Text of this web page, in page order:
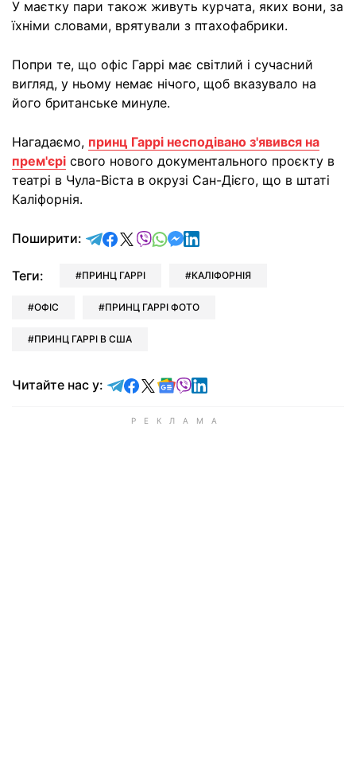
У маєтку пари також живуть курчата, яких вони, за
їхніми словами, врятували з птахофабрики.
Попри те, що офіс Гаррі має світлий і сучасний
вигляд, у ньому немає нічого, щоб вказувало на
його британське минуле.
Нагадаємо, принц Гаррі несподівано з'явився на
прем'єрі свого нового документального проєкту в
театрі в Чула-Віста в окрузі Сан-Дієго, що в штаті
Каліфорнія.
Поширити: відправити у Telegram
поділитись у Facebook
поділитись у X
відправити у Viber
відправити у Whatsapp
відправити у Messenger
відправити у LinkedIn
Теги: ПРИНЦ ГАРРІ КАЛІФОРНІЯ
ОФІС ПРИНЦ ГАРРІ ФОТО
ПРИНЦ ГАРРІ В США
Читайте нас у: Читайте у Telegram
Читайте у Facebook
Читайте у X
Читайте у Google news
Читайте у Viber
Читайте у LinkedIn